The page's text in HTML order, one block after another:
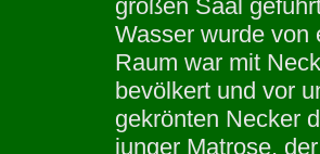
großen Saal
Wasser wurde von
Raum war mit
bevölkert und vor
gekrönten Necker
junger Matrose,